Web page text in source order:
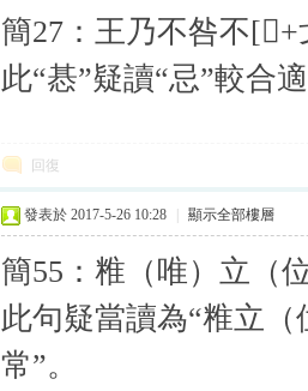
簡27：王乃不咎不
此“惎”疑讀“忌”較合
回復
發表於 2017-5-26 10:28 顯示全部樓層
簡55：䊒（唯）立（
此句疑當讀為“䊒立
常”。